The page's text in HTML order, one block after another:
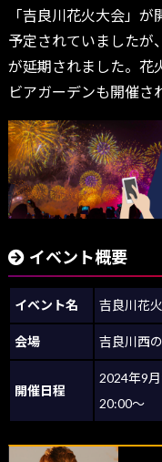
「吉良川花火大会」
予定されていましたが
が延期されました。花
ビアガーデンも開催さ
イベント概要
イベント名 吉良川花
会場 吉良川西
開催日程
2024年9
20:00～